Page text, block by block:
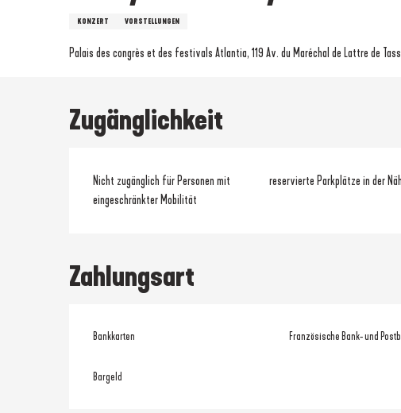
KONZERT VORSTELLUNGEN
Palais des congrès et des festivals Atlantia, 119 Av. du Maréchal de Lattre de
Zugänglichkeit
Nicht zugänglich für Personen mit
eingeschränkter Mobilität
reservierte Parkplätze in der
Zahlungsart
Bankkarten Französische Bank- und
Bargeld